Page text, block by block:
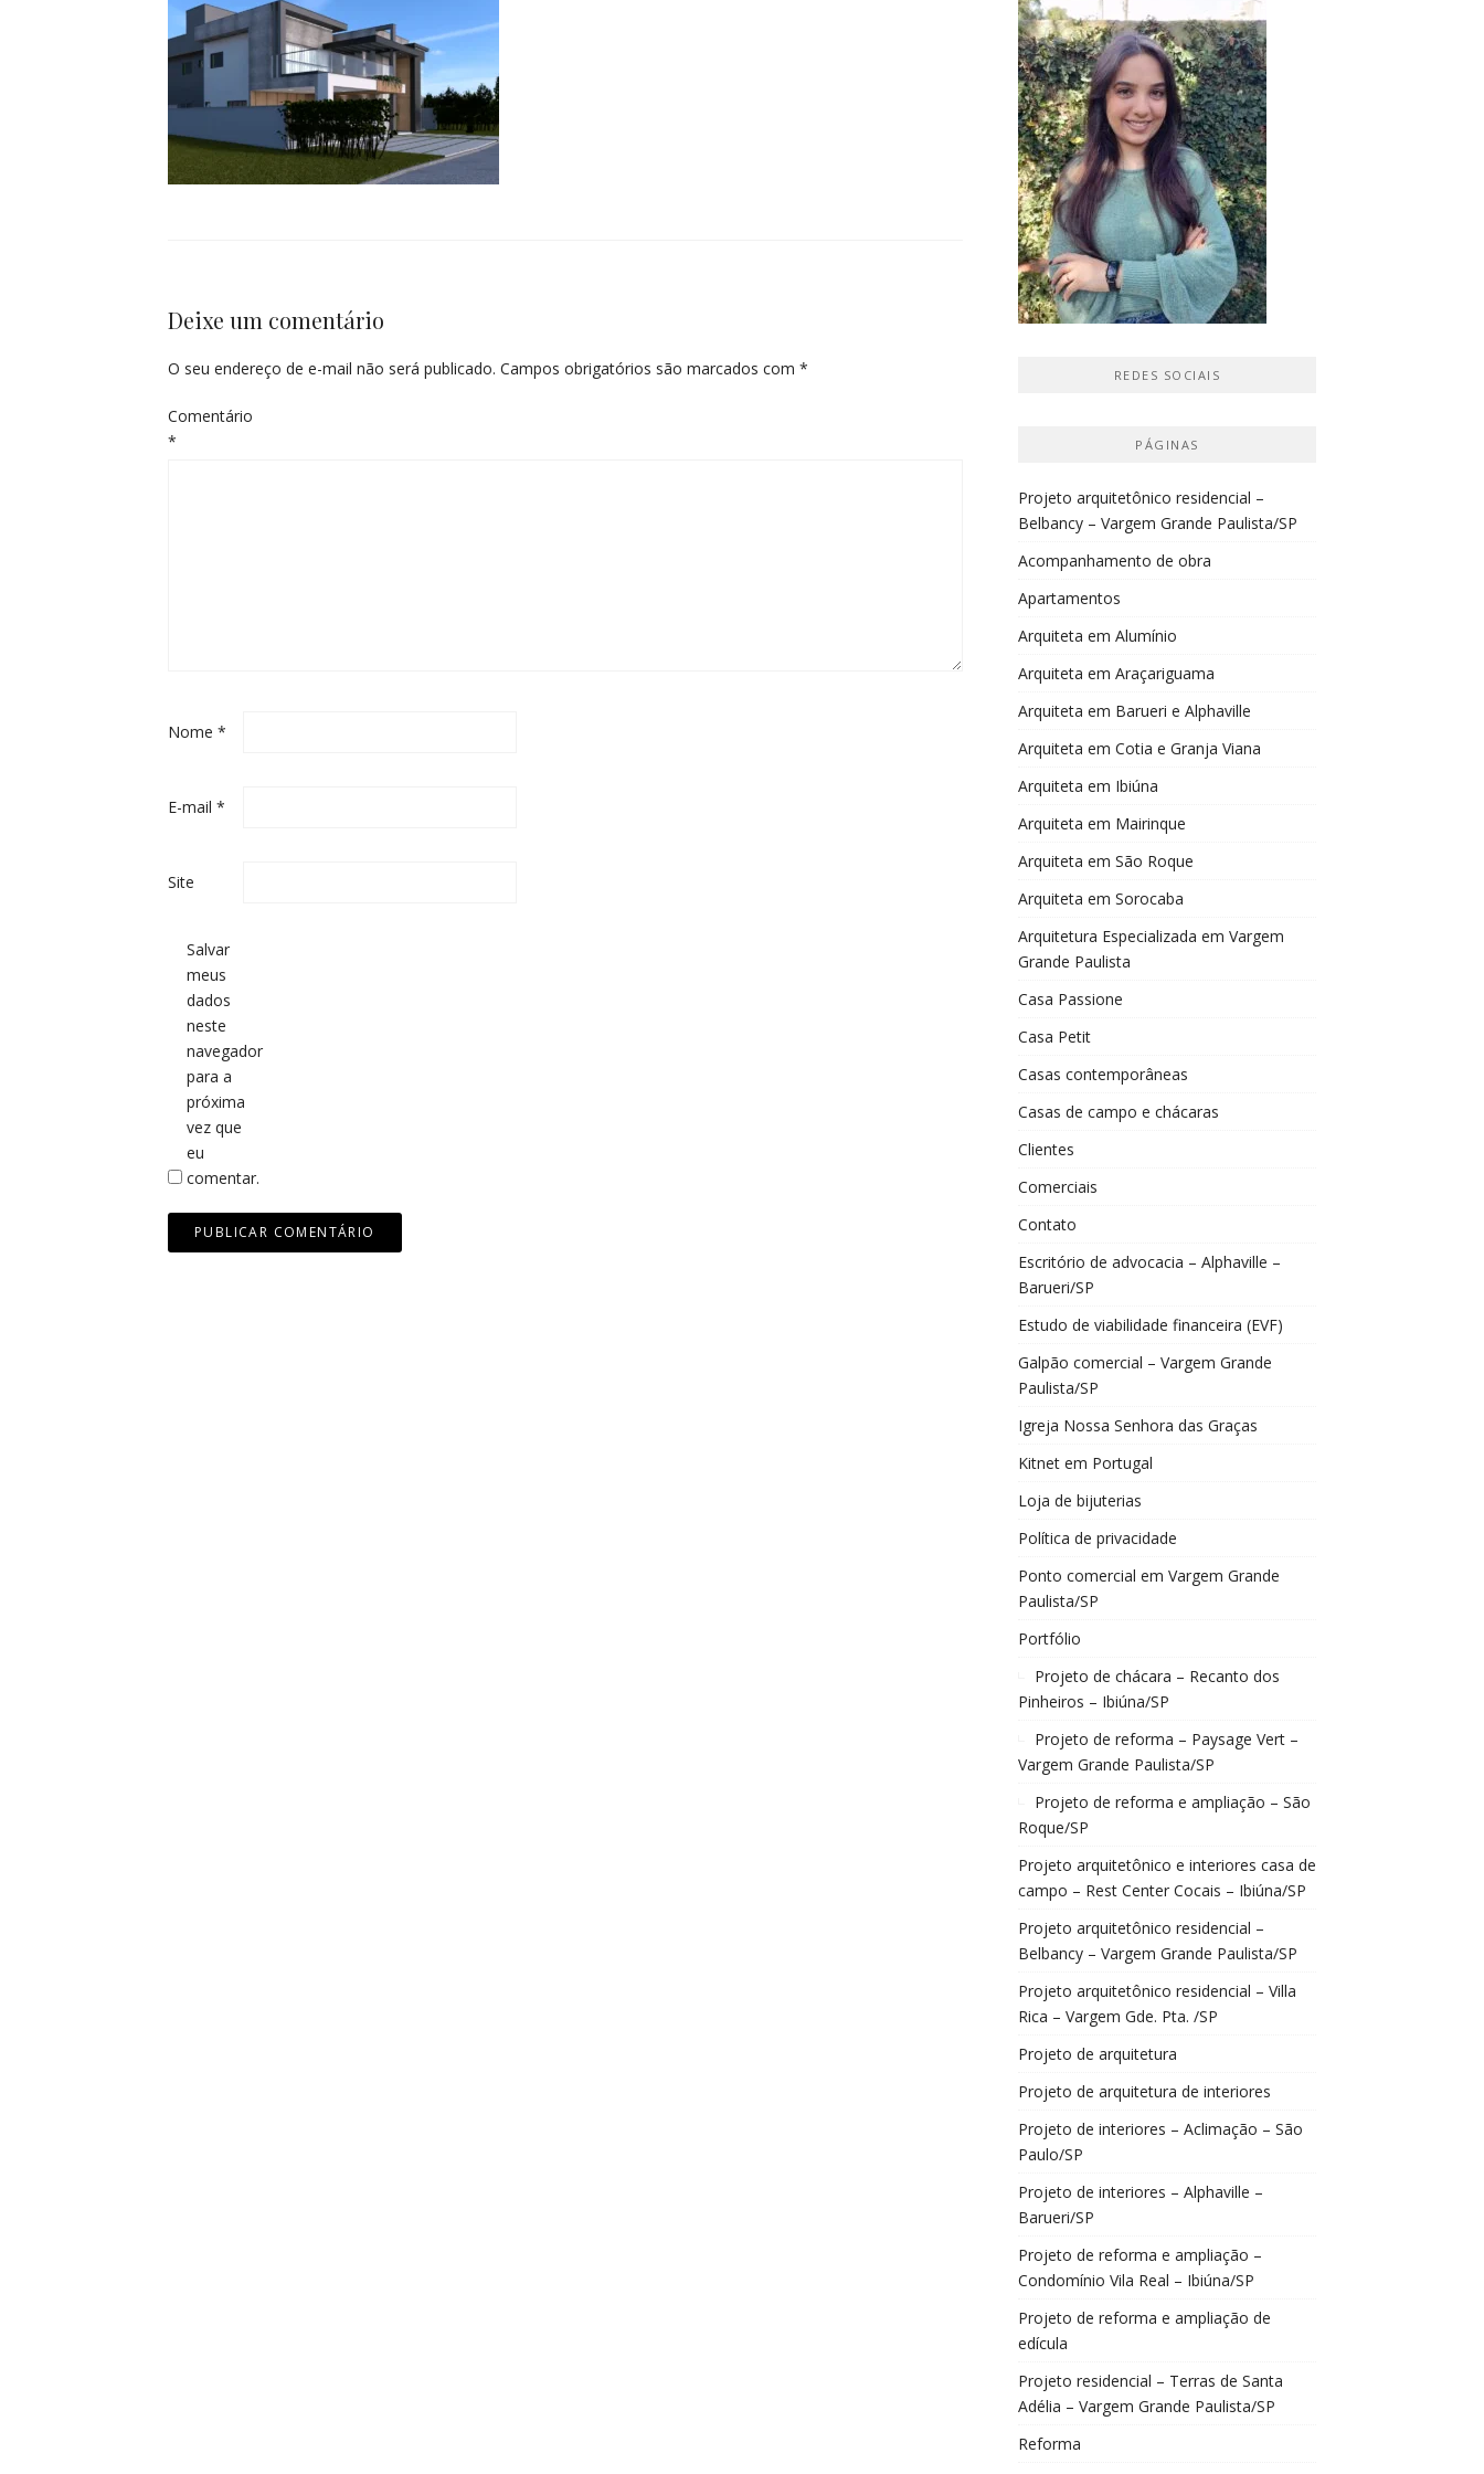
Deixe um comentário
O seu endereço de e-mail não será publicado. Campos obrigatórios são marcados com *
Comentário
*
Nome *
E-mail *
Site
Salvar
meus
dados
neste
navegador
para a
próxima
vez que
eu
comentar.
REDES SOCIAIS
PÁGINAS
Projeto arquitetônico residencial –
Belbancy – Vargem Grande Paulista/SP
Acompanhamento de obra
Apartamentos
Arquiteta em Alumínio
Arquiteta em Araçariguama
Arquiteta em Barueri e Alphaville
Arquiteta em Cotia e Granja Viana
Arquiteta em Ibiúna
Arquiteta em Mairinque
Arquiteta em São Roque
Arquiteta em Sorocaba
Arquitetura Especializada em Vargem
Grande Paulista
Casa Passione
Casa Petit
Casas contemporâneas
Casas de campo e chácaras
Clientes
Comerciais
Contato
Escritório de advocacia – Alphaville –
Barueri/SP
Estudo de viabilidade financeira (EVF)
Galpão comercial – Vargem Grande
Paulista/SP
Igreja Nossa Senhora das Graças
Kitnet em Portugal
Loja de bijuterias
Política de privacidade
Ponto comercial em Vargem Grande
Paulista/SP
Portfólio
Projeto de chácara – Recanto dos
Pinheiros – Ibiúna/SP
Projeto de reforma – Paysage Vert –
Vargem Grande Paulista/SP
Projeto de reforma e ampliação – São
Roque/SP
Projeto arquitetônico e interiores casa de
campo – Rest Center Cocais – Ibiúna/SP
Projeto arquitetônico residencial –
Belbancy – Vargem Grande Paulista/SP
Projeto arquitetônico residencial – Villa
Rica – Vargem Gde. Pta. /SP
Projeto de arquitetura
Projeto de arquitetura de interiores
Projeto de interiores – Aclimação – São
Paulo/SP
Projeto de interiores – Alphaville –
Barueri/SP
Projeto de reforma e ampliação –
Condomínio Vila Real – Ibiúna/SP
Projeto de reforma e ampliação de
edícula
Projeto residencial – Terras de Santa
Adélia – Vargem Grande Paulista/SP
Reforma